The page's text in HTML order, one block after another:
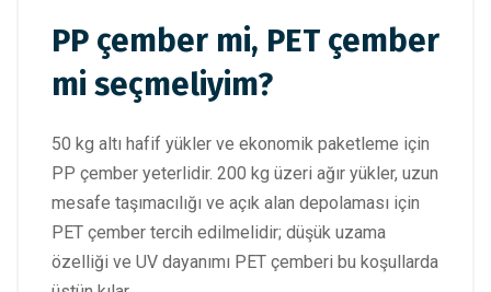
PP çember mi, PET çember
mi seçmeliyim?
50 kg altı hafif yükler ve ekonomik paketleme için
PP çember yeterlidir. 200 kg üzeri ağır yükler, uzun
mesafe taşımacılığı ve açık alan depolaması için
PET çember tercih edilmelidir; düşük uzama
özelliği ve UV dayanımı PET çemberi bu koşullarda